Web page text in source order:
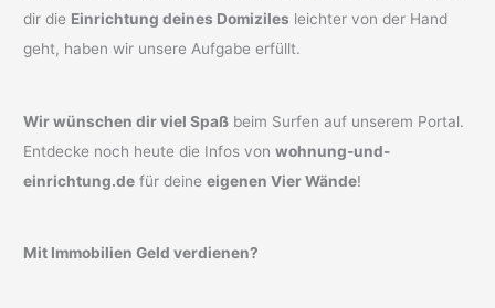
dir die Einrichtung deines Domiziles leichter von der Hand
geht, haben wir unsere Aufgabe erfüllt.
Wir wünschen dir viel Spaß beim Surfen auf unserem Portal.
Entdecke noch heute die Infos vonwohnung-und-
einrichtung.de für deineeigenen Vier Wände!
Mit Immobilien Geld verdienen?